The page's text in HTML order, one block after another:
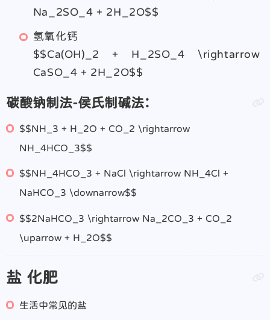
Na_2SO_4 + 2H_2O$$
氢氧化钙
$$Ca(OH)_2 + H_2SO_4 \rightarrow
CaSO_4 + 2H_2O$$
碳酸钠制法-侯氏制碱法：
$$NH_3 + H_2O + CO_2 \rightarrow
NH_4HCO_3$$
$$NH_4HCO_3 + NaCl \rightarrow NH_4Cl +
NaHCO_3 \downarrow$$
$$2NaHCO_3 \rightarrow Na_2CO_3 + CO_2
\uparrow + H_2O$$
盐 化肥
生活中常见的盐